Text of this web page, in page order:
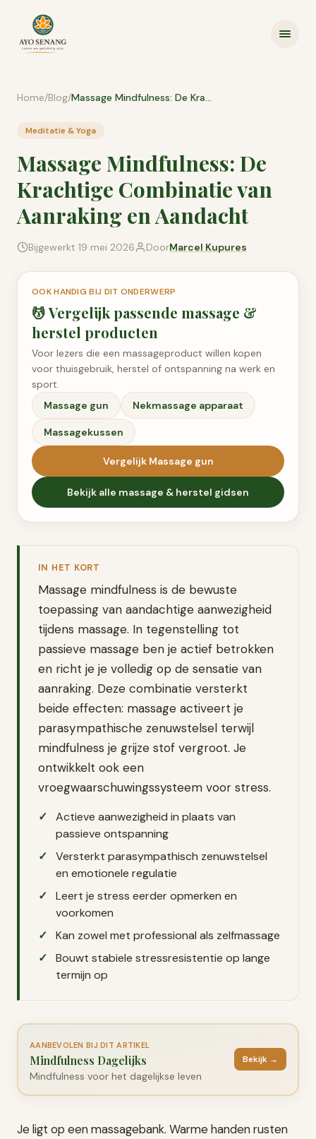
Home/Blog/ Massage Mindfulness: De Krachtige Combinatie van Aanraking en Aandacht
Meditatie & Yoga
Massage Mindfulness: De
Krachtige Combinatie van
Aanraking en Aandacht
Bijgewerkt 19 mei 2026 DoorMarcel Kupures
OOK HANDIG BIJ DIT ONDERWERP
💆Vergelijk passende massage &
herstel producten
Voor lezers die een massageproduct willen kopen
voor thuisgebruik, herstel of ontspanning na werk en
sport.
Massage gun
Nekmassage apparaat
Massagekussen
Vergelijk Massage gun
Bekijk alle massage & herstel gidsen
IN HET KORT
Massage mindfulness is de bewuste
toepassing van aandachtige aanwezigheid
tijdens massage. In tegenstelling tot
passieve massage ben je actief betrokken
en richt je je volledig op de sensatie van
aanraking. Deze combinatie versterkt
beide effecten: massage activeert je
parasympathische zenuwstelsel terwijl
mindfulness je grijze stof vergroot. Je
ontwikkelt ook een
vroegwaarschuwingssysteem voor stress.
Actieve aanwezigheid in plaats van
passieve ontspanning
Versterkt parasympathisch zenuwstelsel
en emotionele regulatie
Leert je stress eerder opmerken en
voorkomen
Kan zowel met professional als zelfmassage
Bouwt stabiele stressresistentie op lange
termijn op
AANBEVOLEN BIJ DIT ARTIKEL
Mindfulness Dagelijks
Mindfulness voor het dagelijkse leven
Bekijk →
Je ligt op een massagebank. Warme handen rusten